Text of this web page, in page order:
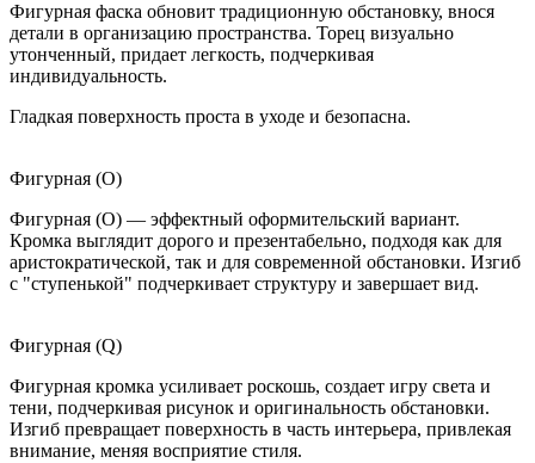
Фигурная фаска обновит традиционную обстановку, внося
детали в организацию пространства. Торец визуально
утонченный, придает легкость, подчеркивая
индивидуальность.
Гладкая поверхность проста в уходе и безопасна.
Фигурная (O)
Фигурная (O) — эффектный оформительский вариант.
Кромка выглядит дорого и презентабельно, подходя как для
аристократической, так и для современной обстановки. Изгиб
с "ступенькой" подчеркивает структуру и завершает вид.
Фигурная (Q)
Фигурная кромка усиливает роскошь, создает игру света и
тени, подчеркивая рисунок и оригинальность обстановки.
Изгиб превращает поверхность в часть интерьера, привлекая
внимание, меняя восприятие стиля.